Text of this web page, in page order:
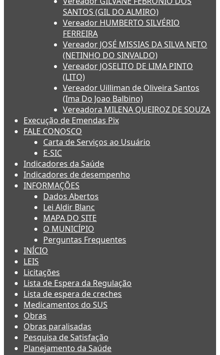
SANTOS (GIL DO ALMIRO)
Vereador HUMBERTO SILVÉRIO
FERREIRA
Vereador JOSÉ MISSIAS DA SILVA NETO
(NETINHO DO SINVALDO)
Vereador JOSELITO DE LIMA PINTO
(LITO)
Vereador Uilliman de Oliveira Santos
(Ima Do Joao Balbino)
Vereadora MILENA QUEIROZ DE SOUZA
Execução de Emendas Pix
FALE CONOSCO
Carta de Serviços ao Usuário
E-SIC
Indicadores da Saúde
Indicadores de desempenho
INFORMAÇÕES
Dados Abertos
Lei Aldir Blanc
MAPA DO SITE
O MUNICÍPIO
Perguntas Frequentes
INÍCIO
LEIS
Licitações
Lista de Espera da Regulação
Lista de espera de creches
Medicamentos do SUS
Obras
Obras paralisadas
Pesquisa de Satisfação
Planejamento da Saúde